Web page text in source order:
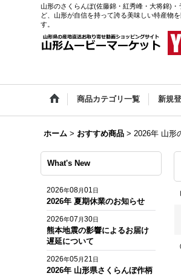
山形のさくらんぼ(佐藤錦・紅秀峰・大将錦)
ど、山形が自信を持って誇る美味しい特産物
す。
商品カテゴリ一覧 新規
ホーム > おすすめ商品 > 2026年 山形
What's New
2026年08月01日
2026年 夏期休業のお知らせ
2026年07 月30日
熊本地震の影響によるお届け
遅延について
2026年05月21日
2026年 山形県さくらんぼ作柄